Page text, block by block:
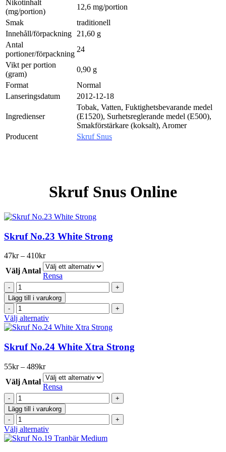
Nikotinhalt
(mg/portion)
12,6 mg/portion
Smak
traditionell
Innehåll/förpackning
21,60 g
Antal
portioner/förpackning
24
Vikt per portion
(gram)
0,90 g
Format
Normal
Lanseringsdatum
2012-12-18
Ingredienser
Tobak, Vatten, Fuktighetsbevarande medel
(E1520), Surhetsreglerande medel (E500),
Smakförstärkare (koksalt), Aromer
Producent
Skruf Snus
Skruf Snus Online
Skruf No.23 White Strong
47kr – 410krPrisintervall:
47kr
till
410kr
Välj Antal
Rensa
Skruf
No.23
White
Strong
mängd
Lägg till i varukorg
Skruf
No.23
White
mängd
Välj alternativDen
här
har
flera
De
olika
alternativen
väljas
på
produktsidan
Skruf No.24 White Xtra Strong
55kr – 489krPrisintervall:
55kr
till
489kr
Välj Antal
Rensa
Skruf
No.24
White
Xtra
Strong
mängd
Lägg till i varukorg
Skruf
No.24
White
Välj alternativDen
här